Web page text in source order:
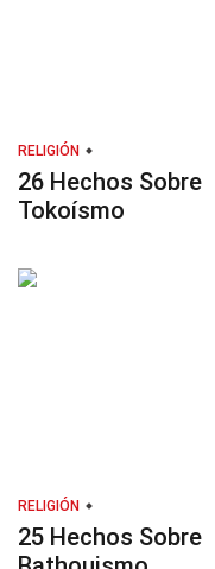
RELIGIÓN
26 Hechos Sobre
Tokoísmo
RELIGIÓN
25 Hechos Sobre